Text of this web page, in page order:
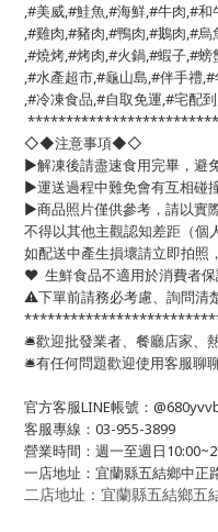
,#美威,#鮭魚,#海鮮,#牛肉,#
,#雞肉,#豬肉,#鴨肉,#鵝肉,#烏
,#燒烤,#烤肉,#火鍋,#蝦子,#螃
,#水產超市,#龜山島,#伴手禮
,#冷凍食品,#自取免運,#宅配
◇◆注意事項◆◇
▶️解凍後請盡速食用完畢，避
▶️運送過程中難免會有互相碰
▶️商品照片僅供參考，請以實
不得以其他主觀認知差距（個
如配送中產生損壞請立即拍照
❤️ 生鮮食品不適用於消費者
⚠️下單前請務必考慮、詢問清
🛎歡迎批發業者、餐廳店家、
🛎有任何問題歡迎使用客服聊
官方客服LINE帳號：
客服專線：03-955-3899
營業時間：週一至週日
一店地址：宜蘭縣五結鄉中正
二店地址：宜蘭縣五結鄉五